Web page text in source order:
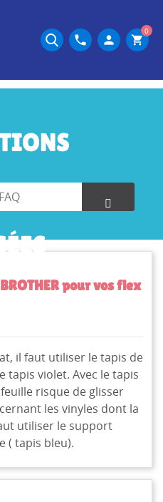
phone person shopping_cart
0
pour vos flex
il faut utiliser le tapis de
tapis violet. Avec le tapis
risque de glisser
les vinyles dont la
utiliser le support
( tapis bleu).